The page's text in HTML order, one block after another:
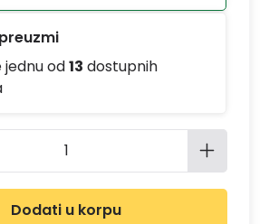
od13 dostupnih
Unesite
Dodati u korpu